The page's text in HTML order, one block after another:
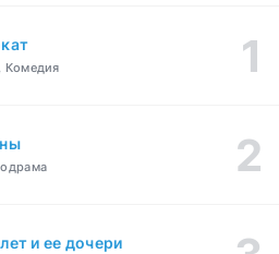
Комедия
и ее дочери